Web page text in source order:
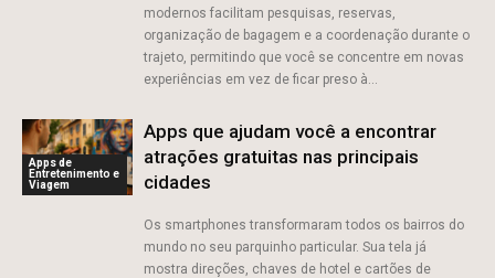
modernos facilitam pesquisas, reservas,
organização de bagagem e a coordenação durante o
trajeto, permitindo que você se concentre em novas
experiências em vez de ficar preso à...
Apps de
Entretenimento e
Viagem
Apps que ajudam você a encontrar
atrações gratuitas nas principais
cidades
Os smartphones transformaram todos os bairros do
mundo no seu parquinho particular. Sua tela já
mostra direções, chaves de hotel e cartões de